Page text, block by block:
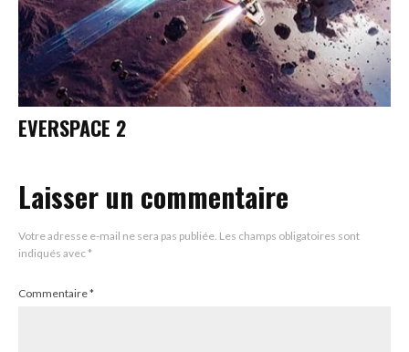
EVERSPACE 2
Laisser un commentaire
Votre adresse e-mail ne sera pas publiée. Les champs obligatoires sont
indiqués avec*
Commentaire*